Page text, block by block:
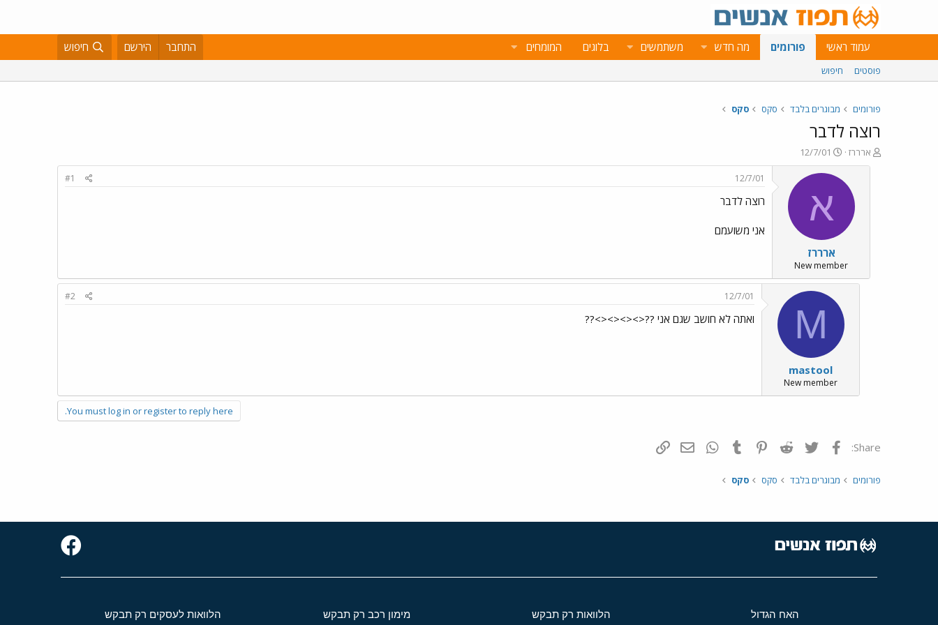
עמוד ראשי פורומים מה חדש משתמשים בלוגים המומחים התחבר הירשם חיפוש
פוסטים חיפוש
פורומים מבוגרים בלבד סקס סקס
רוצה לדבר
פ
ו
ארררז
פ
ו
ר
ם
ב
א
ר
י
ך
12/7/01
א
ארררז
New member
12/7/01
#1
רוצה לדבר
אני משועמם
M
mastool
New member
12/7/01
#2
ואתה לא חושב שגם אני ??<><><><>??
You must log in or register to reply here.
Share: פייסבוק Twitter
Reddit
Pinterest
Tumblr
WhatsAppדואר אלקטרוני
פורומים מבוגרים בלבד סקס סקס
האח הגדול הלוואות רק תבקש מימון רכב רק תבקש הלוואות לעסקים רק תבקש